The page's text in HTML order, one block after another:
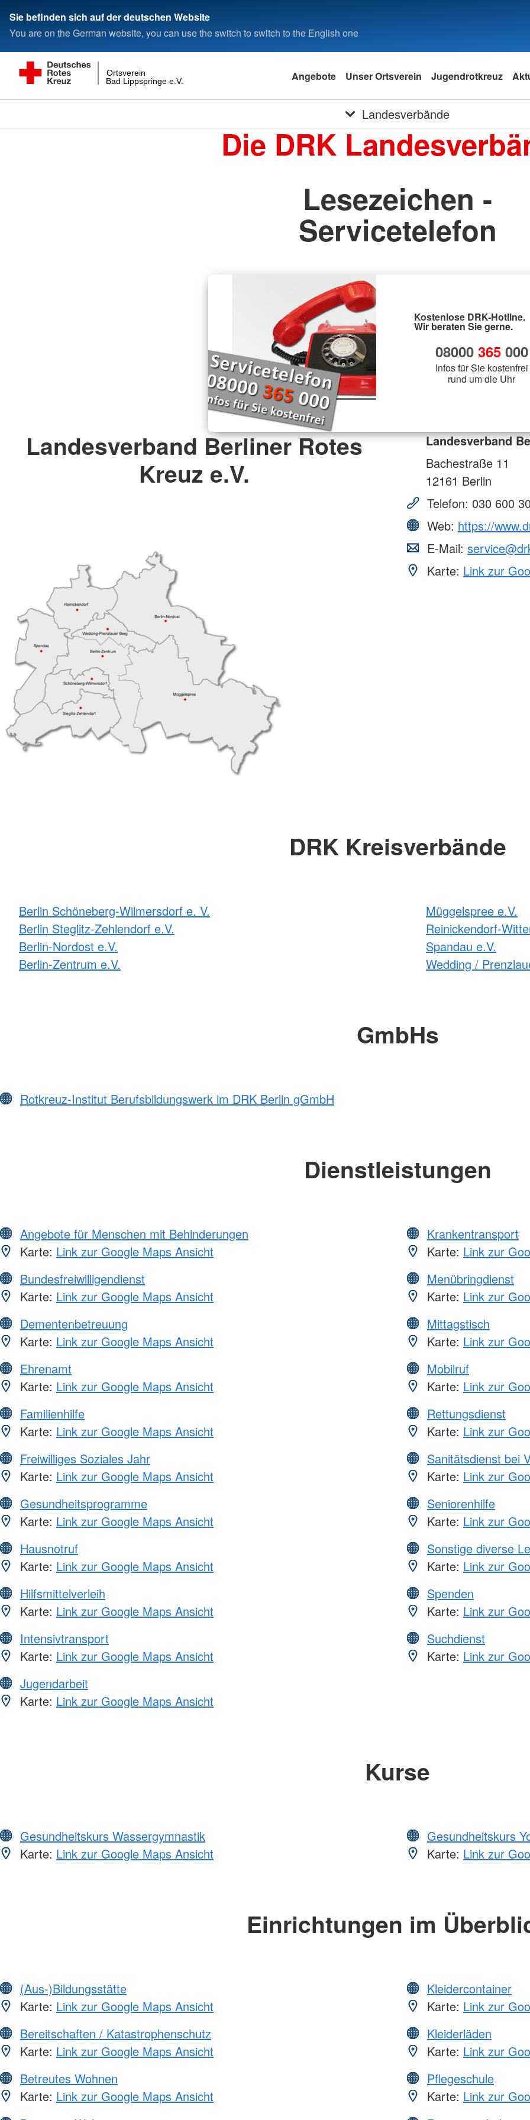
Sie befinden sich auf der deutschen Website
You are on the German website, you can use the switch to switch to the English one
Bad Lippspringe e.V.
Ortsverein Angebote Unser Ortsverein Jugendrotkreuz
Landesverbände
Die DRK
Lesezeichen -
Servicetelefon
Kostenlose DRK-Hotline.
Wir beraten Sie gerne.
08000 365000
Infos für Sie kostenfrei
rund um die Uhr
Landesverband Berliner Rotes
Kreuz e.V.
Landesverband
Bachestraße 11
12161 Berlin
Telefon: 030 600
Web: https://
E-Mail:
Karte: Link zur
DRK Kreisverbände
Berlin Schöneberg-Wilmersdorf e. V.
Berlin Steglitz-Zehlendorf e.V.
Berlin-Nordost e.V.
Berlin-Zentrum e.V.
Müggelspree e.V.
Reinickendorf-
Spandau e.V.
Wedding /
GmbHs
Rotkreuz-Institut Berufsbildungswerk im DRK Berlin gGmbH
Dienstleistungen
Angebote für Menschen mit Behinderungen
Karte: Link zur Google Maps Ansicht
Bundesfreiwilligendienst
Karte: Link zur Google Maps Ansicht
Dementenbetreuung
Karte: Link zur Google Maps Ansicht
Ehrenamt
Karte: Link zur Google Maps Ansicht
Familienhilfe
Karte: Link zur Google Maps Ansicht
Freiwilliges Soziales Jahr
Karte: Link zur Google Maps Ansicht
Gesundheitsprogramme
Karte: Link zur Google Maps Ansicht
Hausnotruf
Karte: Link zur Google Maps Ansicht
Hilfsmittelverleih
Karte: Link zur Google Maps Ansicht
Intensivtransport
Karte: Link zur Google Maps Ansicht
Jugendarbeit
Karte: Link zur Google Maps Ansicht
Krankentransport
Karte: Link zur
Menübringdienst
Karte: Link zur
Mittagstisch
Karte: Link zur
Mobilruf
Karte: Link zur
Rettungsdienst
Karte: Link zur
Sanitätsdienst bei
Karte: Link zur
Seniorenhilfe
Karte: Link zur
Sonstige diverse
Karte: Link zur
Spenden
Karte: Link zur
Suchdienst
Karte: Link zur
Kurse
Gesundheitskurs Wassergymnastik
Karte: Link zur Google Maps Ansicht
Gesundheitskurs
Karte: Link zur
Einrichtungen im
(Aus-)Bildungsstätte
Karte: Link zur Google Maps Ansicht
Bereitschaften / Katastrophenschutz
Karte: Link zur Google Maps Ansicht
Betreutes Wohnen
Karte: Link zur Google Maps Ansicht
Kleidercontainer
Karte: Link zur
Kleiderläden
Karte: Link zur
Pflegeschule
Karte: Link zur